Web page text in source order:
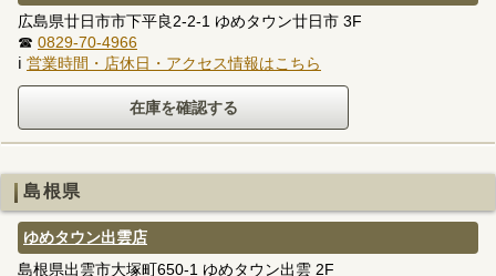
広島県廿日市市下平良2-2-1 ゆめタウン廿日市 3F
☎ 0829-70-4966
ℹ 営業時間・店休日・アクセス情報はこちら
島根県
ゆめタウン出雲店
島根県出雲市大塚町650-1 ゆめタウン出雲 2F